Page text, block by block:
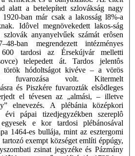
alatt a betelepített szlovákság nagy
1920-ban már csak a lakosság l8%-a
Idôvel megnövekedett lakos-ság
anyanyelvűek számát erôsen
ban megrendezett intézményes
tardosi az Érsekújvár melletti
telepedett át. Tardos jelentôs
török hódoltságot kivéve – a vörös
fuvarozása volt. Kitermelt
és Piszkére fuvarozták elsôdleges
el tévesen az „almási, – illetve
elnevezés. A plébánia középkori
pápai tizedjegyzékben szereplô
e kor tardosi plébánosával
1464-es bullája, mint az esztergomi
tartozó exempt községet említi éppúgy,
zsinat jegyzéke és Pázmány